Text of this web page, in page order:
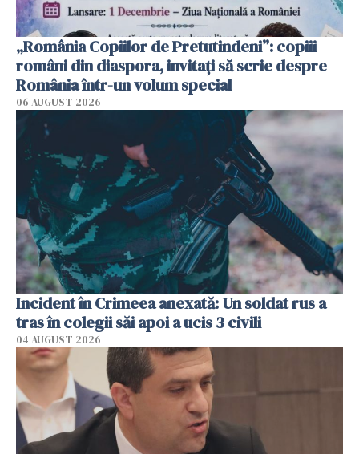
„România Copiilor de Pretutindeni”: copiii
români din diaspora, invitați să scrie despre
România într-un volum special
06 AUGUST 2026
Incident în Crimeea anexată: Un soldat rus a
tras în colegii săi apoi a ucis 3 civili
04 AUGUST 2026